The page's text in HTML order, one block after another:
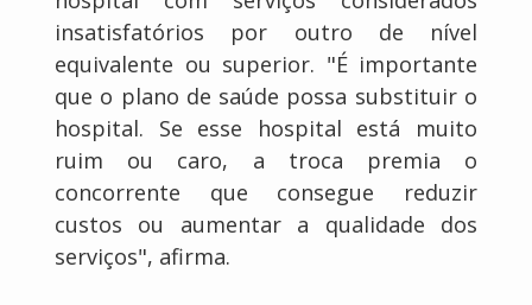
insatisfatórios por outro de nível
equivalente ou superior. "É importante
que o plano de saúde possa substituir o
hospital. Se esse hospital está muito
ruim ou caro, a troca premia o
concorrente que consegue reduzir
custos ou aumentar a qualidade dos
serviços", afirma.